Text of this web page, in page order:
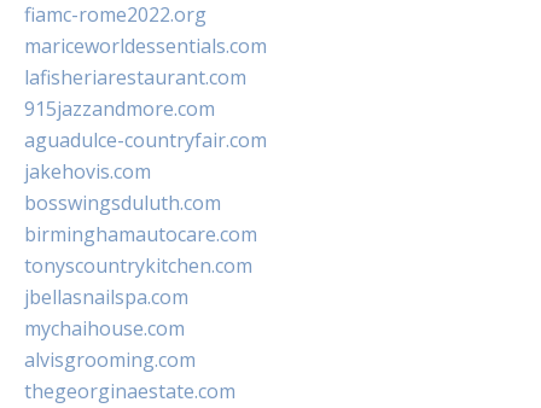
fiamc-rome2022.org
mariceworldessentials.com
lafisheriarestaurant.com
915jazzandmore.com
aguadulce-countryfair.com
jakehovis.com
bosswingsduluth.com
birminghamautocare.com
tonyscountrykitchen.com
jbellasnailspa.com
mychaihouse.com
alvisgrooming.com
thegeorginaestate.com